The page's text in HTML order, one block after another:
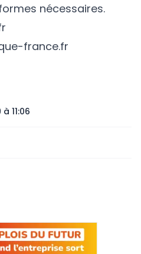
11:06
nécessaires.
france.fr